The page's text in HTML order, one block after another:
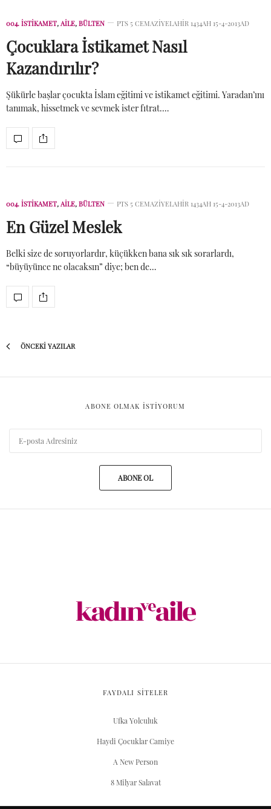
004. İSTIKAMET, AİLE, BÜLTEN PTS 5 CEMAZIYELAHIR 1434AH 15-4-2013AD
Çocuklara İstikamet Nasıl
Kazandırılır?
Şükürle başlar çocukta İslam eğitimi ve istikamet eğitimi. Yaradan’ını
tanımak, hissetmek ve sevmek ister fıtrat.…
004. İSTIKAMET, AİLE, BÜLTEN PTS 5 CEMAZIYELAHIR 1434AH 15-4-2013AD
En Güzel Meslek
Belki size de soruyorlardır, küçükken bana sık sık sorarlardı,
“büyüyünce ne olacaksın” diye; ben de…
ÖNCEKI YAZILAR
ABONE OLMAK ISTIYORUM
ABONE OL
FAYDALI SİTELER
Ufka Yolculuk
Haydi Çocuklar Camiye
A New Person
8 Milyar Salavat